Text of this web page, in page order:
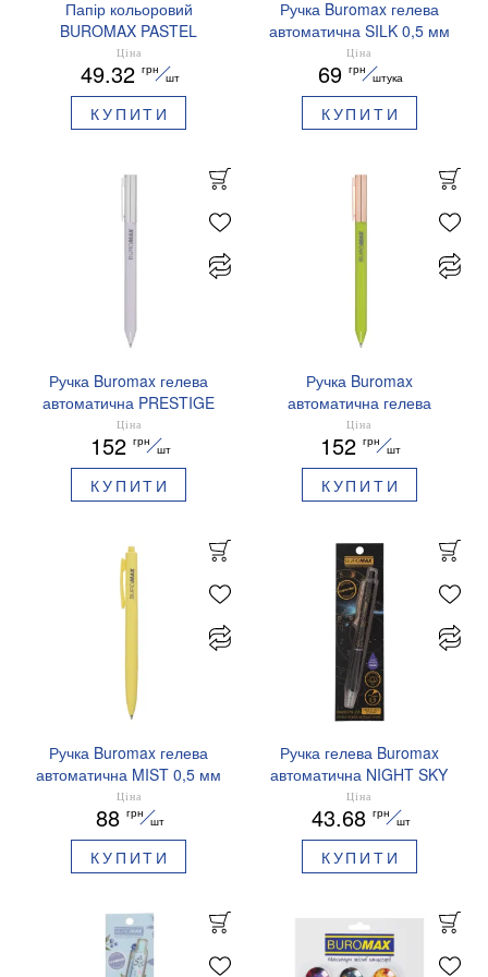
Папір кольоровий
BUROMAX PASTEL
EUROMAX 20 арк А4 80 г/
мс BM.2721220E-08
Ціна
49.32 грн
шт
КУПИТИ
Ручка Buromax гелева
автоматична SILK 0,5 мм
сині чорнила BM.83100
Ціна
69 грн
штука
КУПИТИ
Ручка Buromax гелева
автоматична PRESTIGE
SILVER 0,5 мм сині
чорнила BM.83102
Ціна
152 грн
шт
КУПИТИ
Ручка Buromax
автоматична гелева
PRESTIGE GOLD 0,5 мм
сині чорнила BM.83101
Ціна
152 грн
шт
КУПИТИ
Ручка Buromax гелева
автоматична MIST 0,5 мм
сині чорнила BM.83103
Ціна
88 грн
шт
КУПИТИ
Ручка гелева Buromax
автоматична NIGHT SKY
ZODIAC 0.5 мм
ароматизований грип синє
чорнило BM.8379-01
Ціна
43.68 грн
шт
КУПИТИ